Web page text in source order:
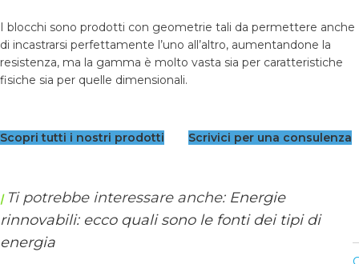
I blocchi sono prodotti con geometrie tali da permettere anche
di incastrarsi perfettamente l’uno all’altro, aumentandone la
resistenza, ma la gamma è molto vasta sia per caratteristiche
fisiche sia per quelle dimensionali.
Scopri tutti i nostri prodotti Scrivici per una consulenza
| Ti potrebbe interessare anche: Energie
rinnovabili: ecco quali sono le fonti dei tipi di
energia